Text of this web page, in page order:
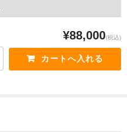
¥88,000(税込)